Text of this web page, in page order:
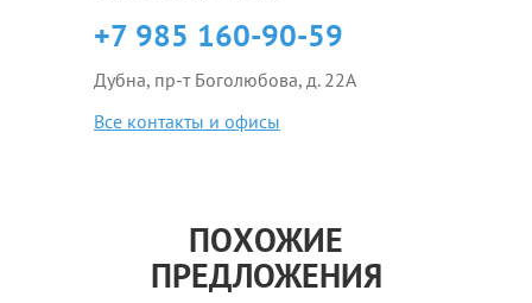
+7 985 160-90-59
Дубна, пр-т Боголюбова, д. 22А
Все контакты и офисы
ПОХОЖИЕ
ПРЕДЛОЖЕНИЯ